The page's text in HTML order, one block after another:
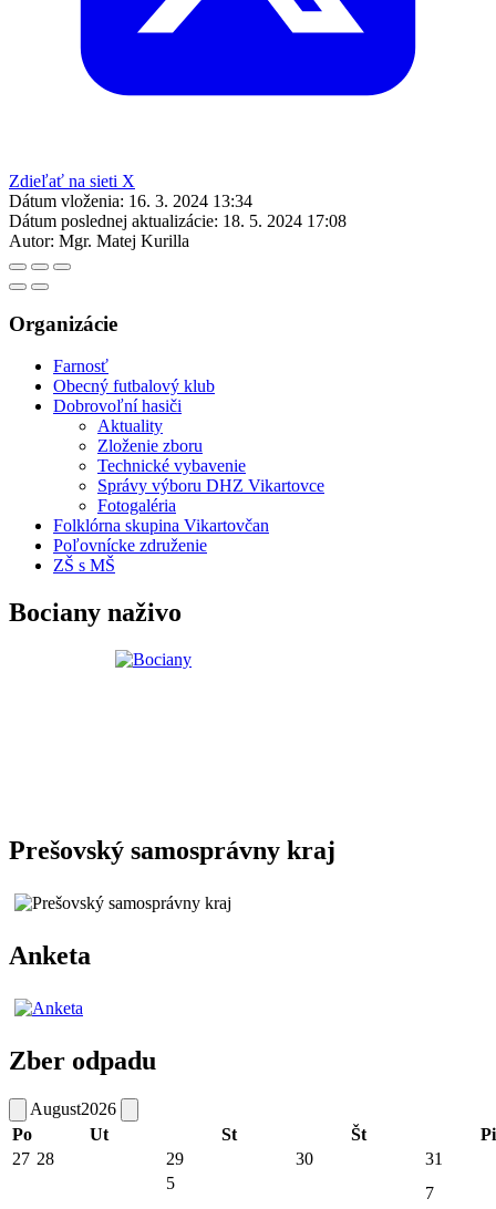
Zdieľať na sieti X
Dátum vloženia: 16. 3. 2024 13:34
Dátum poslednej aktualizácie: 18. 5. 2024 17:08
Autor: Mgr. Matej Kurilla
Organizácie
Farnosť
Obecný futbalový klub
Dobrovoľní hasiči
Aktuality
Zloženie zboru
Technické vybavenie
Správy výboru DHZ Vikartovce
Fotogaléria
Folklórna skupina Vikartovčan
Poľovnícke združenie
ZŠ s MŠ
Bociany naživo
Prešovský samosprávny kraj
Anketa
Zber odpadu
August2026
Po
Ut St Št
Pi
27 28 29 30 31
5
7